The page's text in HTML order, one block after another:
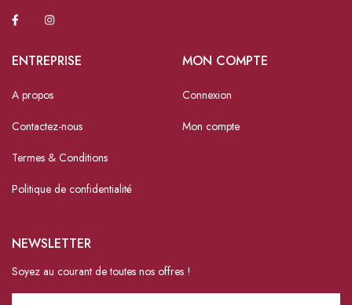
ENTREPRISE
A propos
Contactez-nous
Termes & Conditions
Politique de confidentialité
MON COMPTE
Connexion
Mon compte
NEWSLETTER
Soyez au courant de toutes nos offres !